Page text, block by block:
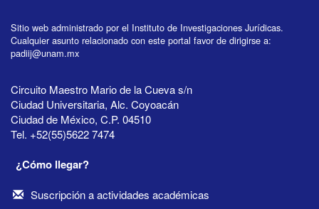
Sitio web administrado por el Instituto de Investigaciones Jurídicas.
Cualquier asunto relacionado con este portal favor de dirigirse a:
padiij@unam.mx
Circuito Maestro Mario de la Cueva s/n
Ciudad Universitaria, Alc. Coyoacán
Ciudad de México, C.P. 04510
Tel. +52(55)5622 7474
¿Cómo llegar?
Suscripción a actividades académicas